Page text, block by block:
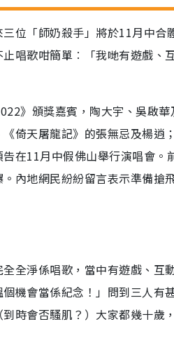
位「師奶殺手」將於11月中合
唱歌咁簡單︰「我哋有遊戲、
》頒獎嘉賓，陶大宇、吳啟
倚天屠龍記》的張無忌及楊逍
在11月中假佛山舉行演唱會。
內地網民紛紛留言表示準備搶
全淨係唱歌，當中有遊戲、互
機會當係紀念！」問到三人有
時會否騷肌？）大家都幾十歲